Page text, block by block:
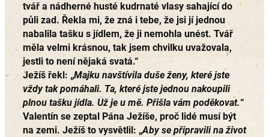
tvář a nádherné husté kudrnaté vlasy sahající do
půli zad. Řekla mi, že zná i tebe, že jsi jí jednou
nabalila tašku s jídlem, že ji nemohla unést. Tvář
měla velmi krásnou, tak jsem chvilku uvažovala,
jestli to není nějaká svatá.“
Ježíš řekl: „Majku navštívila duše ženy, které jste
vždy tak pomáhali. Ta, které jste jednou nakoupili
plnou tašku jídla. Už je u mě. Přišla vám poděkovat.“
Valentín se zeptal Pána Ježíše, proč lidé musí být
na zemi. Ježíš to vysvětlil: „Aby se připravili na život